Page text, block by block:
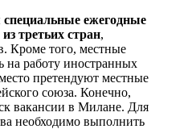
ежегодные
третьих стран,
Кроме того, местные
на работу иностранных
претендуют местные
союза. Конечно,
вакансии в Милане. Для
необходимо выполнить